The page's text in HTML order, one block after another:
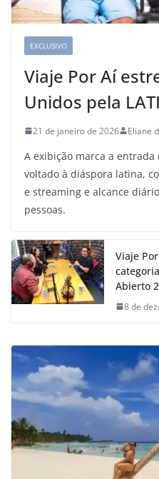
EXCLUSIVO
Viaje Por Aí
Unidos pela
21 de janeiro de 2026 Eliane
A exibição marca a
voltado à diáspora latina,
e streaming e alcance
pessoas.
Viaje
Abierto
8 de